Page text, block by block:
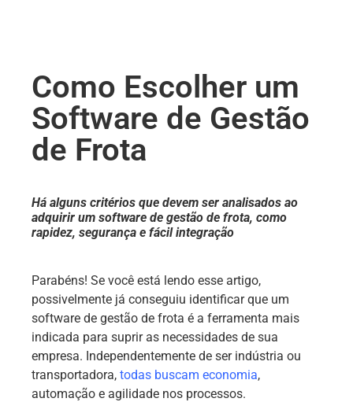
Como Escolher um
Software de Gestão
de Frota
Há alguns critérios que devem ser analisados ao
adquirir um software de gestão de frota, como
rapidez, segurança e fácil integração
Parabéns! Se você está lendo esse artigo,
possivelmente já conseguiu identificar que um
software de gestão de frota é a ferramenta mais
indicada para suprir as necessidades de sua
empresa. Independentemente de ser indústria ou
transportadora, todas buscam economia,
automação e agilidade nos processos.